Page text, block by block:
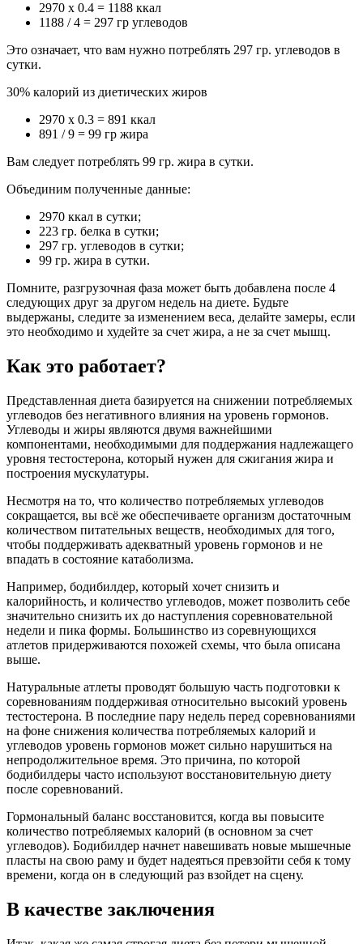
2970 х 0.4 = 1188 ккал
1188 / 4 = 297 гр углеводов
Это означает, что вам нужно потреблять 297 гр. углеводов в
сутки.
30% калорий из диетических жиров
2970 х 0.3 = 891 ккал
891 / 9 = 99 гр жира
Вам следует потреблять 99 гр. жира в сутки.
Объединим полученные данные:
2970 ккал в сутки;
223 гр. белка в сутки;
297 гр. углеводов в сутки;
99 гр. жира в сутки.
Помните, разгрузочная фаза может быть добавлена после 4
следующих друг за другом недель на диете. Будьте
выдержаны, следите за изменением веса, делайте замеры, если
это необходимо и худейте за счет жира, а не за счет мышц.
Как это работает?
Представленная диета базируется на снижении потребляемых
углеводов без негативного влияния на уровень гормонов.
Углеводы и жиры являются двумя важнейшими
компонентами, необходимыми для поддержания надлежащего
уровня тестостерона, который нужен для сжигания жира и
построения мускулатуры.
Несмотря на то, что количество потребляемых углеводов
сокращается, вы всё же обеспечиваете организм достаточным
количеством питательных веществ, необходимых для того,
чтобы поддерживать адекватный уровень гормонов и не
впадать в состояние катаболизма.
Например, бодибилдер, который хочет снизить и
калорийность, и количество углеводов, может позволить себе
значительно снизить их до наступления соревновательной
недели и пика формы. Большинство из соревнующихся
атлетов придерживаются похожей схемы, что была описана
выше.
Натуральные атлеты проводят большую часть подготовки к
соревнованиям поддерживая относительно высокий уровень
тестостерона. В последние пару недель перед соревнованиями
на фоне снижения количества потребляемых калорий и
углеводов уровень гормонов может сильно нарушиться на
непродолжительное время. Это причина, по которой
бодибилдеры часто используют восстановительную диету
после соревнований.
Гормональный баланс восстановится, когда вы повысите
количество потребляемых калорий (в основном за счет
углеводов). Бодибилдер начнет навешивать новые мышечные
пласты на свою раму и будет надеяться превзойти себя к тому
времени, когда он в следующий раз взойдет на сцену.
В качестве заключения